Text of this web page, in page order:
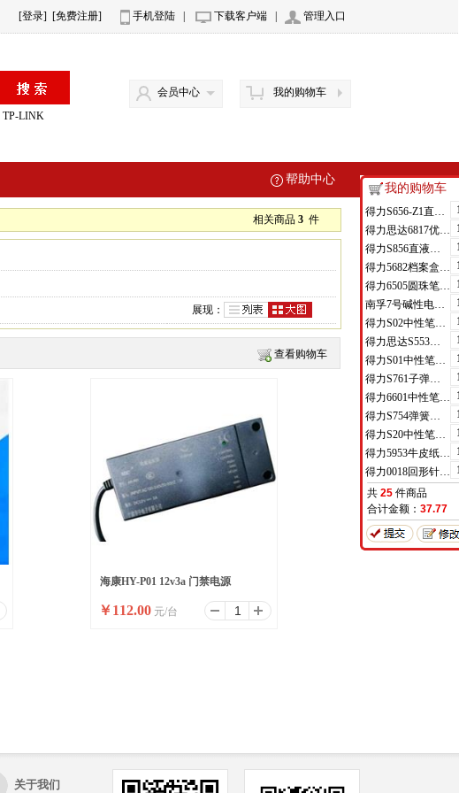
[登录] [免费注册] 手机登陆 下载客户端 管理入口
TP-LINK
会员中心 我的购物车
帮助中心
相关商品 3件
展现：
查看购物车
海康HY-P01 12v3a 门禁电源
￥112.00 元/台
我的购物车
得力S656-Z1直液式走珠笔0.5mm子弹头(红)(支)
得力思达6817优逸白板笔(黑)(支)
得力S856直液式走珠笔(黑)(支)
得力5682档案盒(蓝)(只)
得力6505圆珠笔0.7mm子弹头(蓝)(支)
南孚7号碱性电池聚能环4代
得力S02中性笔0.7mm弹簧头(黑)(支)
得力思达S553可加墨记号笔(黑)(支)
得力S01中性笔0.5mm弹簧头(黑)(支)
得力S761子弹头中性笔芯0.7mm子弹头(黑)(支)
得力6601中性笔0.5mm半针管(黑)(支)
得力S754弹簧头中性笔芯0.7mm弹簧头(黑)(支)
得力S20中性笔0.7mm子弹头(黑)(支)
得力5953牛皮纸档案袋(混浆)(米黄色)(10只/包)
得力0018回形针(100枚/盒)
共 25 件商品
合计金额： 37.77
关于我们